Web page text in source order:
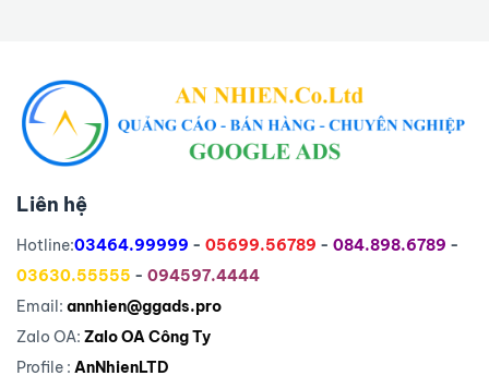
Liên hệ
Hotline:03464.99999 - 05699.56789 - 084.898.6789 -
03630.55555 - 094597.4444
Email: annhien@ggads.pro
Zalo OA: Zalo OA Công Ty
Profile : AnNhienLTD